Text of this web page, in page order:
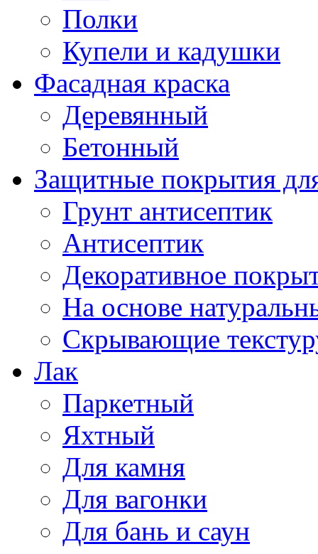
Полки
Купели и кадушки
Фасадная краска
Деревянный
Бетонный
Защитные покрытия
Грунт антисептик
Антисептик
Декоративное
На основе
Скрывающие
Лак
Паркетный
Яхтный
Для камня
Для вагонки
Для бань и саун